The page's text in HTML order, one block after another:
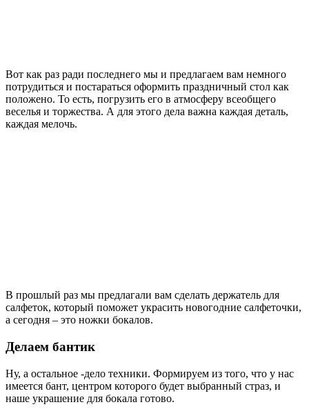
Вот как раз ради последнего мы и предлагаем вам немного
потрудиться и постараться оформить праздничный стол как
положено. То есть, погрузить его в атмосферу всеобщего
веселья и торжества. А для этого дела важна каждая деталь,
каждая мелочь.
В прошлый раз мы предлагали вам сделать держатель для
салфеток, который поможет украсить новогодние салфеточки,
а сегодня – это ножки бокалов.
Делаем бантик
Ну, а остальное -дело техники. Формируем из того, что у нас
имеется бант, центром которого будет выбранный страз, и
наше украшение для бокала готово.